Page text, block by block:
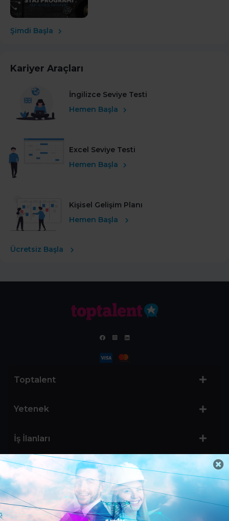
Şimdi Başla
Kariyer Araçları
İngilizce Seviye Testi
Hemen Başla
Excel Seviye Testi
Hemen Başla
Kişisel Gelişim Planı
Hemen Başla
Ücretsiz Başla
Toptalent
Yetenek
İş İlanları
Sertifika Programları
Yetenek Testleri